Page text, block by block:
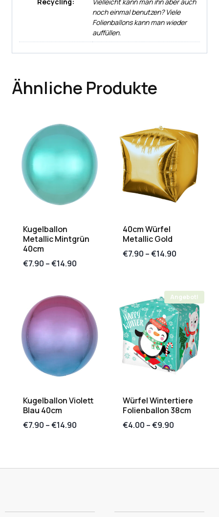
noch einmal benutzen? Viele
Folienballons kann man wieder
auffüllen.
Ähnliche Produkte
Kugelballon
Metallic Mintgrün
40cm
€7.90 –€14.90
40cm Würfel
Metallic Gold
€7.90 –€14.90
Kugelballon Violett
Blau 40cm
€7.90 –€14.90
Angebot!
Würfel Wintertiere
Folienballon 38cm
€4.00 –€9.90